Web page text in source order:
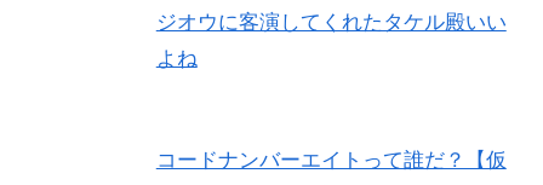
ジオウに客演してくれたタケル殿いい
よね
コードナンバーエイトって誰だ？【仮